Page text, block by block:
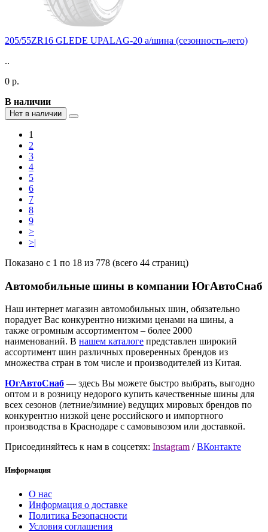
205/55ZR16 GLEDE UPALAG-20 а/шина (сезонность-лето)
..
0 р.
В наличии
Нет в наличии
1
2
3
4
5
6
7
8
9
>
>|
Показано с 1 по 18 из 778 (всего 44 страниц)
Автомобильные шины в компании ЮгАвтоСнаб
Наш интернет магазин автомобильных шин, обязательно
порадует Вас конкурентно низкими ценами на шины, а
также огромным ассортиментом – более 2000
наименований. В нашем каталоге представлен широкий
ассортимент шин различных проверенных брендов из
множества стран в том числе и производителей из Китая.
ЮгАвтоСнаб — здесь Вы можете быстро выбрать, выгодно
оптом и в розницу недорого купить качественные шины для
всех сезонов (летние/зимние) ведущих мировых брендов по
конкурентно низкой цене российского и импортного
производства в Краснодаре с самовывозом или доставкой.
Присоединяйтесь к нам в соцсетях: Instagram /ВКонтакте
Информация
О нас
Информация о доставке
Политика Безопасности
Условия соглашения